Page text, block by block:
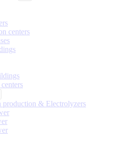
centers
production & Electrolyzers